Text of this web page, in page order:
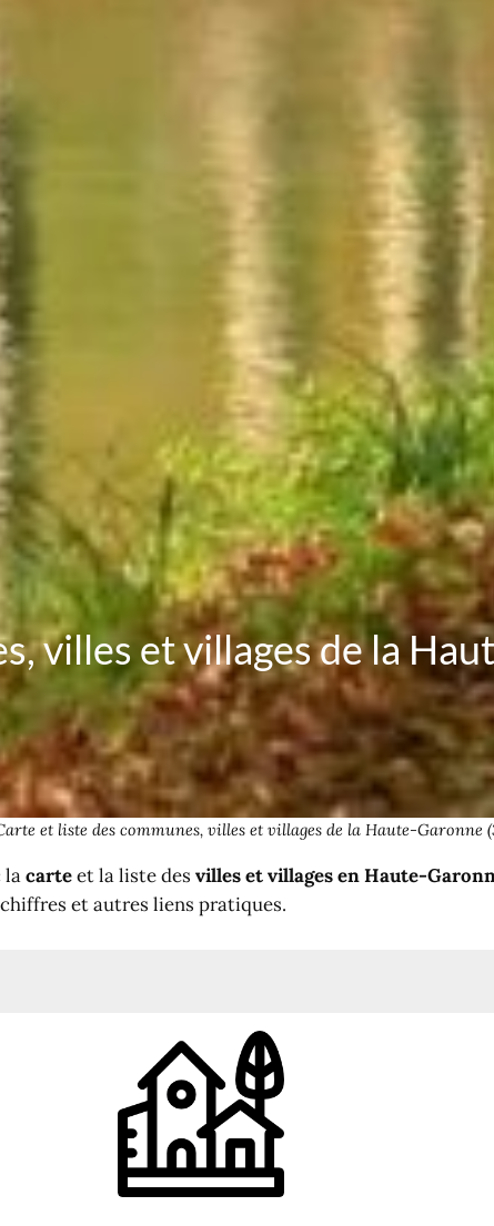
villes et villages de la
et liste des communes, villes et villages de la Haute-Garonne
lacarteet la liste des villes et villages en Haute-
et autres liens pratiques.
de communes